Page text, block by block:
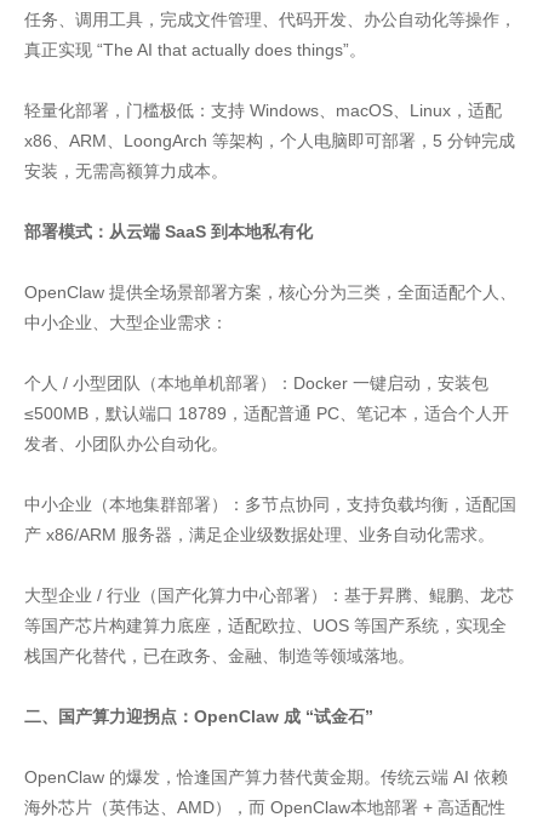
任务、调用工具，完成文件管理、代码开发、办公自动化等操作，
真正实现 “The AI that actually does things”。
轻量化部署，门槛极低：支持 Windows、macOS、Linux，适配
x86、ARM、LoongArch 等架构，个人电脑即可部署，5 分钟完成
安装，无需高额算力成本。
部署模式：从云端 SaaS 到本地私有化
OpenClaw 提供全场景部署方案，核心分为三类，全面适配个人、
中小企业、大型企业需求：
个人 / 小型团队（本地单机部署）：Docker 一键启动，安装包
≤500MB，默认端口 18789，适配普通 PC、笔记本，适合个人开
发者、小团队办公自动化。
中小企业（本地集群部署）：多节点协同，支持负载均衡，适配国
产 x86/ARM 服务器，满足企业级数据处理、业务自动化需求。
大型企业 / 行业（国产化算力中心部署）：基于昇腾、鲲鹏、龙芯
等国产芯片构建算力底座，适配欧拉、UOS 等国产系统，实现全
栈国产化替代，已在政务、金融、制造等领域落地。
二、国产算力迎拐点：OpenClaw 成 “试金石”
OpenClaw 的爆发，恰逢国产算力替代黄金期。传统云端 AI 依赖
海外芯片（英伟达、AMD），而 OpenClaw本地部署 + 高适配性